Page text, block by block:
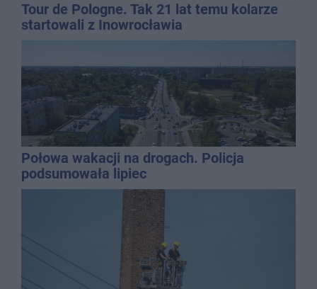
Tour de Pologne. Tak 21 lat temu kolarze
startowali z Inowrocławia
Połowa wakacji na drogach. Policja
podsumowała lipiec